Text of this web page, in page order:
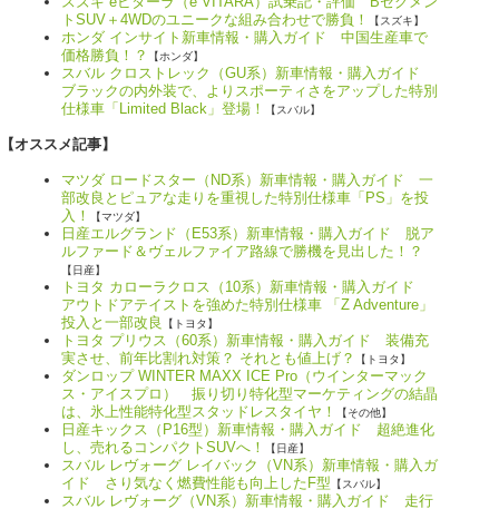
トSUV＋4WDのユニークな組み合わせで勝負！
【スズキ】
ホンダ インサイト新車情報・購入ガイド 中国生産車で
価格勝負！？
【ホンダ】
スバル クロストレック（GU系）新車情報・購入ガイド
ブラックの内外装で、よりスポーティさをアップした特別
仕様車「Limited Black」登場！
【スバル】
【オススメ記事】
マツダ ロードスター（ND系）新車情報・購入ガイド 一
部改良とピュアな走りを重視した特別仕様車「PS」を投
入！
【マツダ】
日産エルグランド（E53系）新車情報・購入ガイド 脱ア
ルファード＆ヴェルファイア路線で勝機を見出した！？
【日産】
トヨタ カローラクロス（10系）新車情報・購入ガイド
アウトドアテイストを強めた特別仕様車 「Z Adventure」
投入と一部改良
【トヨタ】
トヨタ プリウス（60系）新車情報・購入ガイド 装備充
実させ、前年比割れ対策？ それとも値上げ？
【トヨタ】
ダンロップ WINTER MAXX ICE Pro（ウインターマック
ス・アイスプロ） 振り切り特化型マーケティングの結晶
は、氷上性能特化型スタッドレスタイヤ！
【その他】
日産キックス（P16型）新車情報・購入ガイド 超絶進化
し、売れるコンパクトSUVへ！
【日産】
スバル レヴォーグ レイバック（VN系）新車情報・購入ガ
イド さり気なく燃費性能も向上したF型 【スバル】
スバル レヴォーグ（VN系）新車情報・購入ガイド 走行